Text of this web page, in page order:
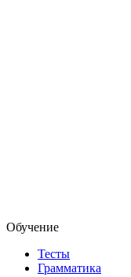
Обучение
Тесты
Грамматика